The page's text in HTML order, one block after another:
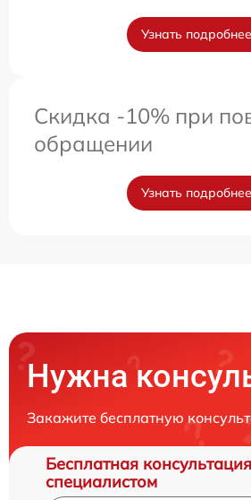
Узнать подробнее
Скидка -10% при
обращении
Узнать подробнее
Нужна
Закажите бесплатную
Бесплатная
специалистом